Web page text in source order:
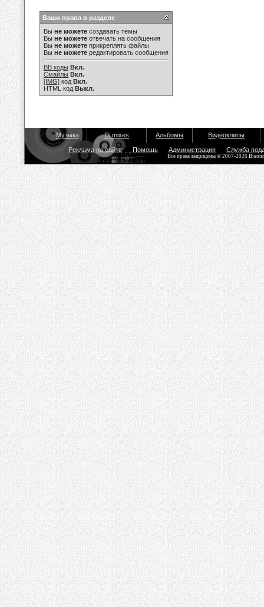
Ваши права в разделе
Вы не можете создавать темы
Вы не можете отвечать на сообщения
Вы не можете прикреплять файлы
Вы не можете редактировать сообщения
BB коды Вкл.
Смайлы Вкл.
[IMG] код Вкл.
HTML код Выкл.
Музыка Dj mixes Альбомы Видеоклипы
Реклама на сайте Помощь Администрация Служба
Все права защищены © 2007-2026